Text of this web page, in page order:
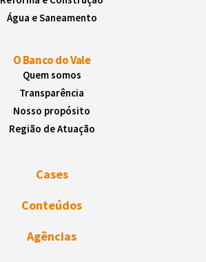
Água e Saneamento
O Banco do Vale
Quem somos
Transparência
Nosso propósito
Região de Atuação
Cases
Conteúdos
Agências